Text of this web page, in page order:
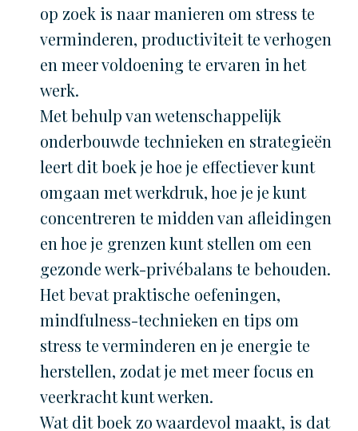
op zoek is naar manieren om stress te
verminderen, productiviteit te verhogen
en meer voldoening te ervaren in het
werk.
Met behulp van wetenschappelijk
onderbouwde technieken en strategieën
leert dit boek je hoe je effectiever kunt
omgaan met werkdruk, hoe je je kunt
concentreren te midden van afleidingen
en hoe je grenzen kunt stellen om een
gezonde werk-privébalans te behouden.
Het bevat praktische oefeningen,
mindfulness-technieken en tips om
stress te verminderen en je energie te
herstellen, zodat je met meer focus en
veerkracht kunt werken.
Wat dit boek zo waardevol maakt, is dat